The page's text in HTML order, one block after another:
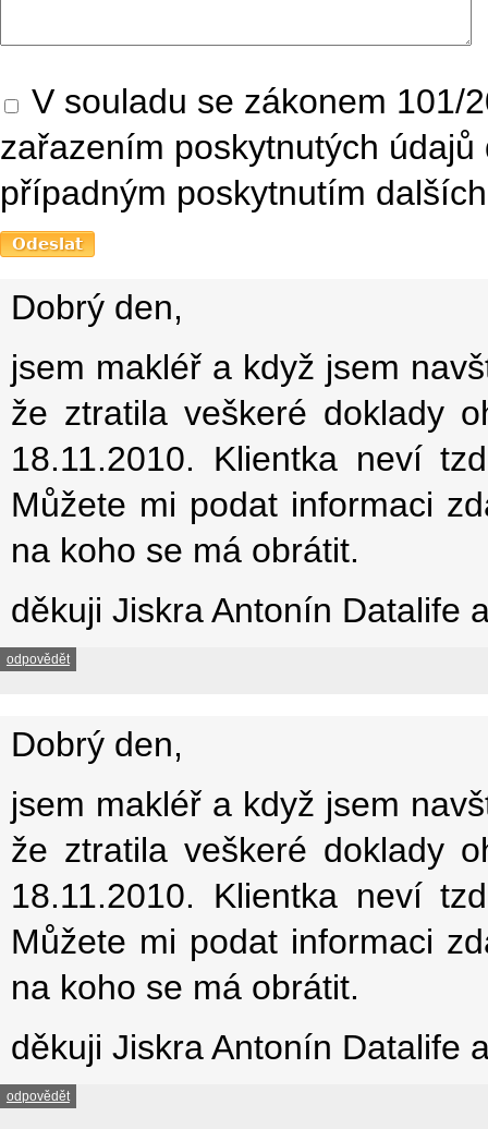
V souladu se zákonem 101/
zařazením poskytnutých
případným poskytnutím
Dobrý den,
jsem makléř a když jsem
že ztratila veškeré doklady
18.11.2010. Klientka neví
Můžete mi podat informaci
na koho se má obrátit.
děkuji Jiskra Antonín Datalife
odpovědět
Dobrý den,
jsem makléř a když jsem
že ztratila veškeré doklady
18.11.2010. Klientka neví
Můžete mi podat informaci
na koho se má obrátit.
děkuji Jiskra Antonín Datalife
odpovědět